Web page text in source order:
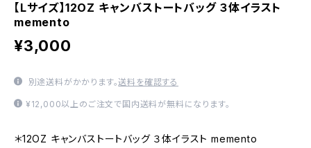
【Lサイズ】12OZ キャンバストートバッグ ３体イラスト
memento
¥3,000
別途送料がかかります。送料を確認する
¥12,000以上のご注文で国内送料が無料になります。
＊12OZ キャンバストートバッグ ３体イラスト memento